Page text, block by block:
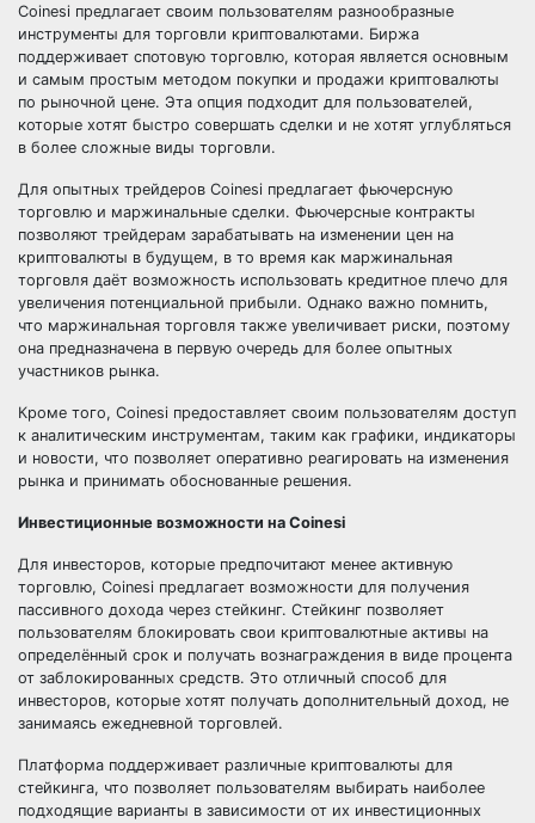
Coinesi предлагает своим пользователям разнообразные
инструменты для торговли криптовалютами. Биржа
поддерживает спотовую торговлю, которая является основным
и самым простым методом покупки и продажи криптовалюты
по рыночной цене. Эта опция подходит для пользователей,
которые хотят быстро совершать сделки и не хотят углубляться
в более сложные виды торговли.
Для опытных трейдеров Coinesi предлагает фьючерсную
торговлю и маржинальные сделки. Фьючерсные контракты
позволяют трейдерам зарабатывать на изменении цен на
криптовалюты в будущем, в то время как маржинальная
торговля даёт возможность использовать кредитное плечо для
увеличения потенциальной прибыли. Однако важно помнить,
что маржинальная торговля также увеличивает риски, поэтому
она предназначена в первую очередь для более опытных
участников рынка.
Кроме того, Coinesi предоставляет своим пользователям доступ
к аналитическим инструментам, таким как графики, индикаторы
и новости, что позволяет оперативно реагировать на изменения
рынка и принимать обоснованные решения.
Инвестиционные возможности на Coinesi
Для инвесторов, которые предпочитают менее активную
торговлю, Coinesi предлагает возможности для получения
пассивного дохода через стейкинг. Стейкинг позволяет
пользователям блокировать свои криптовалютные активы на
определённый срок и получать вознаграждения в виде процента
от заблокированных средств. Это отличный способ для
инвесторов, которые хотят получать дополнительный доход, не
занимаясь ежедневной торговлей.
Платформа поддерживает различные криптовалюты для
стейкинга, что позволяет пользователям выбирать наиболее
подходящие варианты в зависимости от их инвестиционных